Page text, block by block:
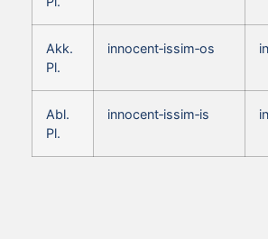
Akk.
Pl.
innocent‑issim‑os
Abl.
Pl.
innocent‑issim‑is